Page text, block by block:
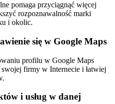
pomaga przyciągnąć więcej
rozpoznawalność marki
i okolic.
się w Google Maps
profilu w Google Maps
firmy w Internecie i łatwiej
i usług w danej